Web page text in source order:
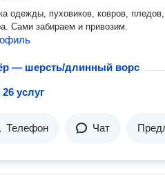
одежды, пуховиков, ковров,
Сами забираем и привозим.
— шерсть/длинный ворс
услуг
Телефон Чат